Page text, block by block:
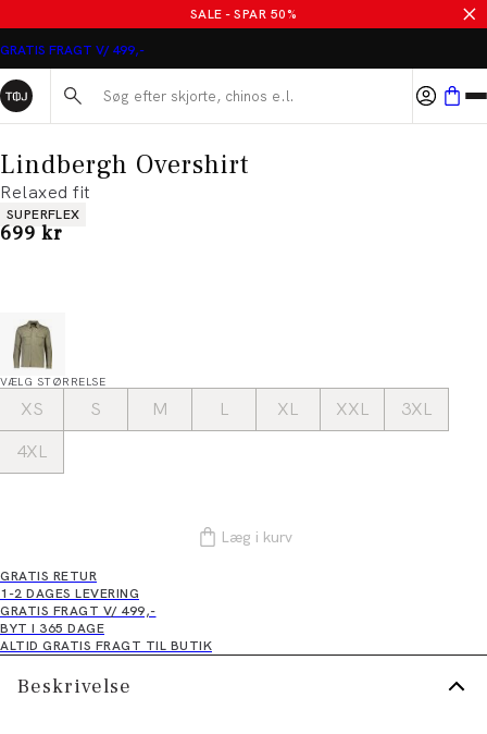
SALE - SPAR 50%
GRATIS FRAGT V/ 499,-
Søg her...
Lindbergh Overshirt
Relaxed fit
Produkt egenskaber
SUPERFLEX
I alt (inkl. rabat)
699 kr
VÆLG STØRRELSE
XS S M L XL XXL
3XL
4XL
Læg i kurv
GRATIS RETUR
1-2 DAGES LEVERING
GRATIS FRAGT V/ 499,-
BYT I 365 DAGE
ALTID GRATIS FRAGT TIL BUTIK
Beskrivelse